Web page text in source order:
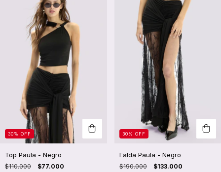
30% OFF
Top Paula - Negro
$110.000 $77.000
30% OFF
Falda Paula - Negro
$190.000 $133.000